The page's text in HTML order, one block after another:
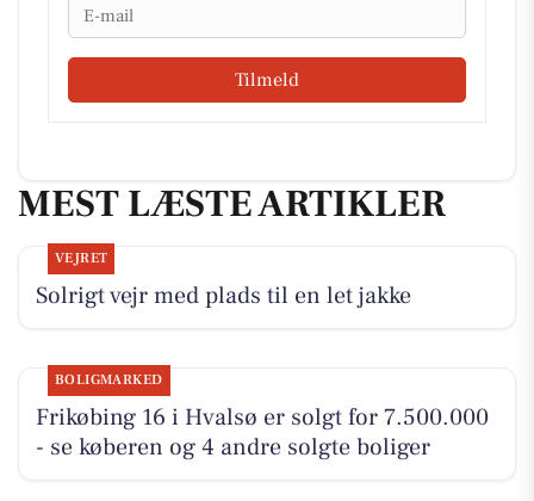
Email
Tilmeld
MEST LÆSTE ARTIKLER
VEJRET
Solrigt vejr med plads til en let jakke
BOLIGMARKED
Frikøbing 16 i Hvalsø er solgt for 7.500.000
- se køberen og 4 andre solgte boliger